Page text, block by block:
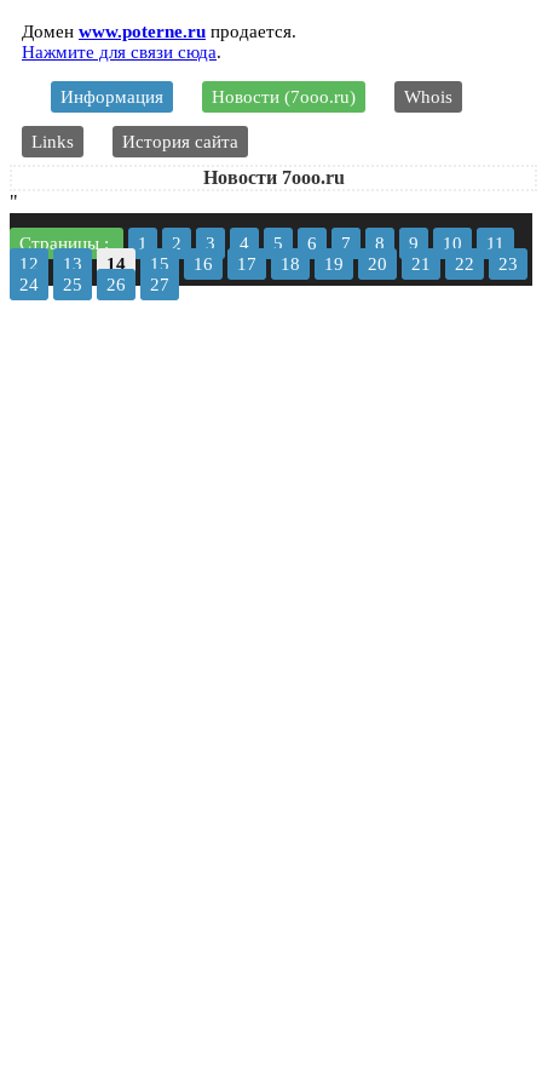
Домен www.poterne.ru продается.
Нажмите для связи сюда.
Информация Новости (7ooo.ru) Whois
Links История сайта
Новости 7ooo.ru
"
Страницы : 1 2 3 4 5 6 7 8 9 10
11
12
13 14 15 16 17 18 19 20 21 22
23
24
25 26 27